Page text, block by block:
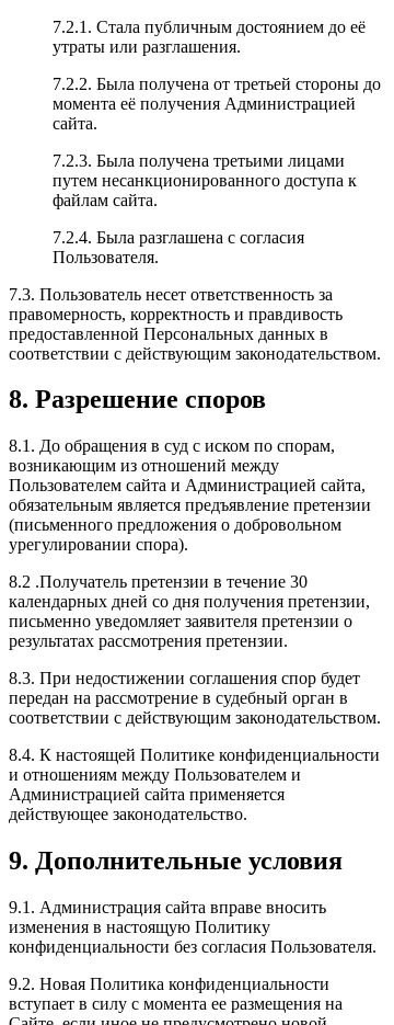
7.2.1. Стала публичным достоянием до её
утраты или разглашения.
7.2.2. Была получена от третьей стороны до
момента её получения Администрацией
сайта.
7.2.3. Была получена третьими лицами
путем несанкционированного доступа к
файлам сайта.
7.2.4. Была разглашена с согласия
Пользователя.
7.3. Пользователь несет ответственность за
правомерность, корректность и правдивость
предоставленной Персональных данных в
соответствии с действующим законодательством.
8. Разрешение споров
8.1. До обращения в суд с иском по спорам,
возникающим из отношений между
Пользователем сайта и Администрацией сайта,
обязательным является предъявление претензии
(письменного предложения о добровольном
урегулировании спора).
8.2 .Получатель претензии в течение 30
календарных дней со дня получения претензии,
письменно уведомляет заявителя претензии о
результатах рассмотрения претензии.
8.3. При недостижении соглашения спор будет
передан на рассмотрение в судебный орган в
соответствии с действующим законодательством.
8.4. К настоящей Политике конфиденциальности
и отношениям между Пользователем и
Администрацией сайта применяется
действующее законодательство.
9. Дополнительные условия
9.1. Администрация сайта вправе вносить
изменения в настоящую Политику
конфиденциальности без согласия Пользователя.
9.2. Новая Политика конфиденциальности
вступает в силу с момента ее размещения на